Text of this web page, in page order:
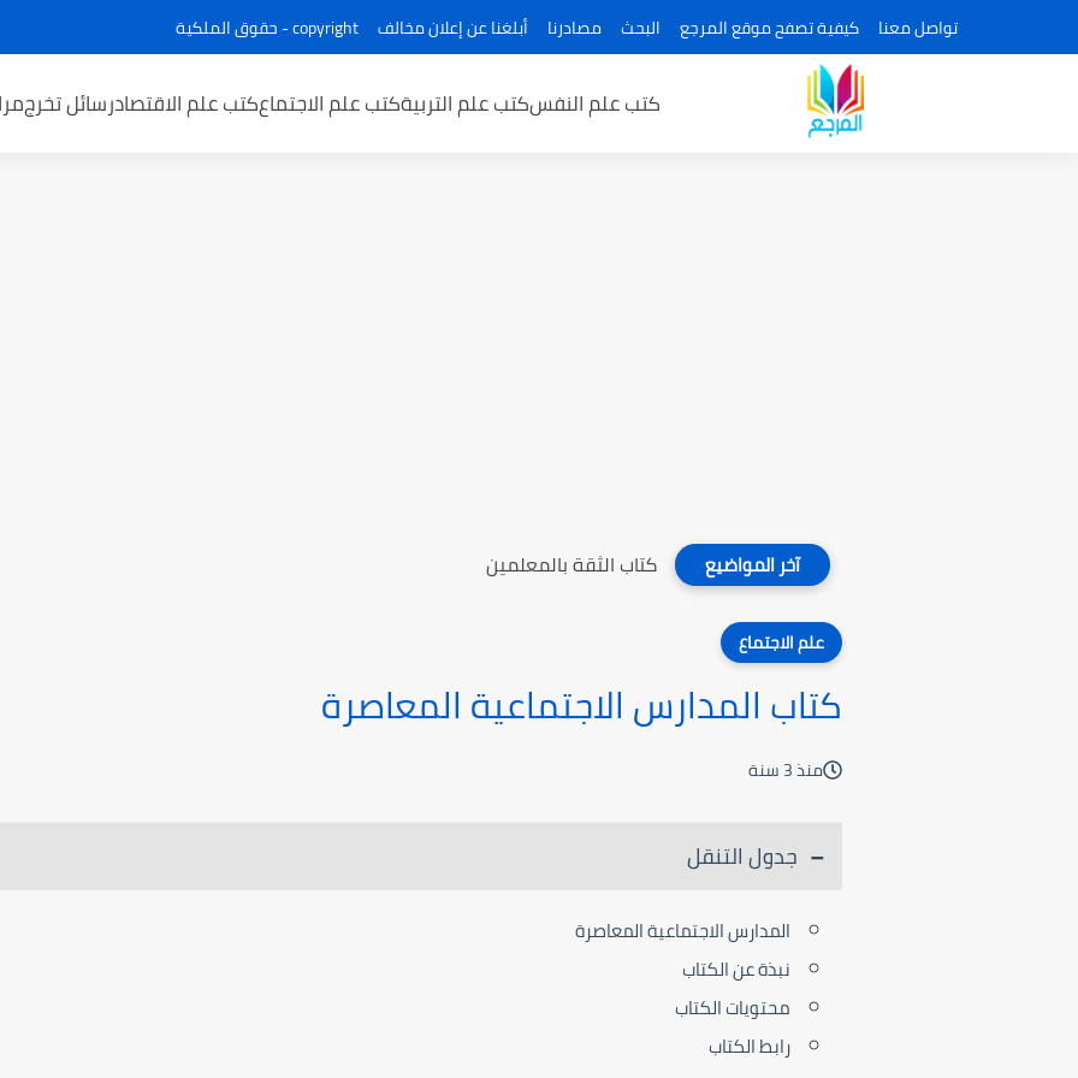
تواصل معنا كيفية تصفح موقع المرجع البحث مصادرنا أبلغنا عن إعلان مخالف copyright - حقوق الملكية
كتب علم النفسكتب علم التربيةكتب علم الاجتماعكتب علم الاقتصادرسائل تخرج
آخر المواضيع كتاب الثقة بالمعلمين
علم الاجتماع
كتاب المدارس الاجتماعية المعاصرة
منذ 3 سنة
جدول التنقل
المدارس الاجتماعية المعاصرة
نبذة عن الكتاب
محتويات الكتاب
رابط الكتاب